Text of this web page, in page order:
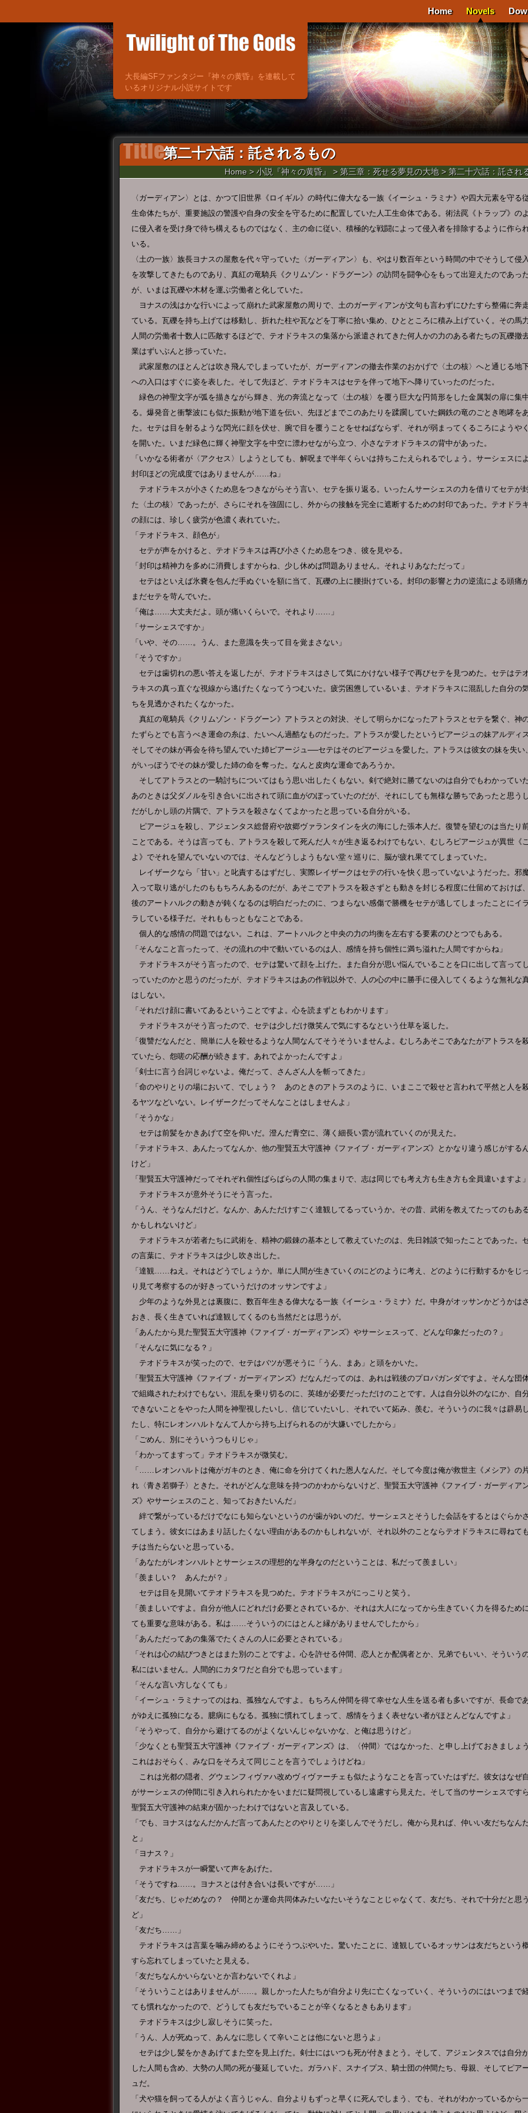
大長編SFファンタジー『神々の黄昏』を連載して
いるオリジナル小説サイトです
Home Novels
第二十六話：託されるもの
Home >小説『神々の黄昏』 >第三章：死せる夢見の大地 > 第二十六話：託され
〈ガーディアン〉とは、かつて旧世界《ロイギル》の時代に偉大なる一族《イーシュ・ラミナ》や四大元素を守る
生命体たちが、重要施設の警護や自身の安全を守るために配置していた人工生命体である。術法罠《トラップ》の
に侵入者を受け身で待ち構えるものではなく、主の命に従い、積極的な戦闘によって侵入者を排除するように作ら
いる。
〈土の一族〉族長ヨナスの屋敷を代々守っていた〈ガーディアン〉も、やはり数百年という時間の中でそうして侵
を攻撃してきたものであり、真紅の竜騎兵《クリムゾン・ドラグーン》の訪問を闘争心をもって出迎えたのであっ
が、いまは瓦礫や木材を運ぶ労働者と化していた。
ヨナスの浅はかな行いによって崩れた武家屋敷の周りで、土のガーディアンが文句も言わずにひたすら整備に奔
ている。瓦礫を持ち上げては移動し、折れた柱や瓦などを丁寧に拾い集め、ひとところに積み上げていく。その馬
人間の労働者十数人に匹敵するほどで、テオドラキスの集落から派遣されてきた何人かの力のある者たちの瓦礫撤
業はずいぶんと捗っていた。
武家屋敷のほとんどは吹き飛んでしまっていたが、ガーディアンの撤去作業のおかげで〈土の核〉へと通じる地
への入口はすぐに姿を表した。そして先ほど、テオドラキスはセテを伴って地下へ降りていったのだった。
緑色の神聖文字が弧を描きながら輝き、光の奔流となって〈土の核〉を覆う巨大な円筒形をした金属製の扉に集
る。爆発音と衝撃波にも似た振動が地下道を伝い、先ほどまでこのあたりを蹂躙していた鋼鉄の竜のごとき咆哮を
た。セテは目を射るような閃光に顔を伏せ、腕で目を覆うことをせねばならず、それが弱まってくるころにようや
を開いた。いまだ緑色に輝く神聖文字を中空に漂わせながら立つ、小さなテオドラキスの背中があった。
「いかなる術者が〈アクセス〉しようとしても、解呪まで半年くらいは持ちこたえられるでしょう。サーシェスに
封印ほどの完成度ではありませんが……ね」
テオドラキスが小さくため息をつきながらそう言い、セテを振り返る。いったんサーシェスの力を借りてセテが
た〈土の核〉であったが、さらにそれを強固にし、外からの接触を完全に遮断するための封印であった。テオドラ
の顔には、珍しく疲労が色濃く表れていた。
「テオドラキス、顔色が」
セテが声をかけると、テオドラキスは再び小さくため息をつき、彼を見やる。
「封印は精神力を多めに消費しますからね、少し休めば問題ありません。それよりあなただって」
セテはといえば氷嚢を包んだ手ぬぐいを額に当て、瓦礫の上に腰掛けている。封印の影響と力の逆流による頭痛
まだセテを苛んでいた。
「俺は……大丈夫だよ。頭が痛いくらいで。それより……」
「サーシェスですか」
「いや、その……。うん、また意識を失って目を覚まさない」
「そうですか」
セテは歯切れの悪い答えを返したが、テオドラキスはさして気にかけない様子で再びセテを見つめた。セテはテ
ラキスの真っ直ぐな視線から逃げたくなってうつむいた。疲労困憊しているいま、テオドラキスに混乱した自分の
ちを見透かされたくなかった。
真紅の竜騎兵《クリムゾン・ドラグーン》アトラスとの対決、そして明らかになったアトラスとセテを繋ぐ、神
たずらとでも言うべき運命の糸は、たいへん過酷なものだった。アトラスが愛したというピアージュの妹アルディス
そしてその妹が再会を待ち望んでいた姉ピアージュ──セテはそのピアージュを愛した。アトラスは彼女の妹を失い
がいっぽうでその妹が愛した姉の命を奪った。なんと皮肉な運命であろうか。
そしてアトラスとの一騎討ちについてはもう思い出したくもない。剣で絶対に勝てないのは自分でもわかっていた
あのときは父ダノルを引き合いに出されて頭に血がのぼっていたのだが、それにしても無様な勝ちであったと思うし
だがしかし頭の片隅で、アトラスを殺さなくてよかったと思っている自分がいる。
ピアージュを殺し、アジェンタス総督府や故郷ヴァランタインを火の海にした張本人だ。復讐を望むのは当たり
ことである。そうは言っても、アトラスを殺して死んだ人々が生き返るわけでもない、むしろピアージュが異世《
よ》でそれを望んでいないのでは、そんなどうしようもない堂々巡りに、脳が疲れ果ててしまっていた。
レイザークなら「甘い」と叱責するはずだし、実際レイザークはセテの行いを快く思っていないようだった。邪
入って取り逃がしたのももちろんあるのだが、あそこでアトラスを殺さずとも動きを封じる程度に仕留めておけば
後のアートハルクの動きが鈍くなるのは明白だったのに、つまらない感傷で勝機をセテが逃してしまったことにイ
ラしている様子だ。それももっともなことである。
個人的な感情の問題ではない。これは、アートハルクと中央の力の均衡を左右する要素のひとつでもある。
「そんなこと言ったって、その流れの中で動いているのは人、感情を持ち個性に満ち溢れた人間ですからね」
テオドラキスがそう言ったので、セテは驚いて顔を上げた。また自分が思い悩んでいることを口に出して言って
っていたのかと思うのだったが、テオドラキスはあの作戦以外で、人の心の中に勝手に侵入してくるような無礼な
はしない。
「それだけ顔に書いてあるということですよ。心を読まずともわかります」
テオドラキスがそう言ったので、セテは少しだけ微笑んで気にするなという仕草を返した。
「復讐だなんだと、簡単に人を殺せるような人間なんてそうそういませんよ。むしろあそこであなたがアトラスを
ていたら、怨嗟の応酬が続きます。あれでよかったんですよ」
「剣士に言う台詞じゃないよ。俺だって、さんざん人を斬ってきた」
「命のやりとりの場において、でしょう？ あのときのアトラスのように、いまここで殺せと言われて平然と人を
るヤツなどいない。レイザークだってそんなことはしませんよ」
「そうかな」
セテは前髪をかきあげて空を仰いだ。澄んだ青空に、薄く細長い雲が流れていくのが見えた。
「テオドラキス、あんたってなんか、他の聖賢五大守護神《ファイブ・ガーディアンズ》とかなり違う感じがする
けど」
「聖賢五大守護神だってそれぞれ個性ばらばらの人間の集まりで、志は同じでも考え方も生き方も全員違いますよ」
テオドラキスが意外そうにそう言った。
「うん、そうなんだけど。なんか、あんただけすごく達観してるっていうか。その昔、武術を教えてたってのもあ
かもしれないけど」
テオドラキスが若者たちに武術を、精神の鍛錬の基本として教えていたのは、先日雑談で知ったことであった。
の言葉に、テオドラキスは少し吹き出した。
「達観……ねえ。それはどうでしょうか。単に人間が生きていくのにどのように考え、どのように行動するかをじ
り見て考察するのが好きっていうだけのオッサンですよ」
少年のような外見とは裏腹に、数百年生きる偉大なる一族《イーシュ・ラミナ》だ。中身がオッサンかどうかは
おき、長く生きていれば達観してくるのも当然だとは思うが。
「あんたから見た聖賢五大守護神《ファイブ・ガーディアンズ》やサーシェスって、どんな印象だったの？」
「そんなに気になる？」
テオドラキスが笑ったので、セテはバツが悪そうに「うん、まあ」と頭をかいた。
「聖賢五大守護神《ファイブ・ガーディアンズ》だなんだってのは、あれは戦後のプロパガンダですよ。そんな団
で組織されたわけでもない。混乱を乗り切るのに、英雄が必要だっただけのことです。人は自分以外のなにか、自
できないことをやった人間を神聖視したいし、信じていたいし、それでいて妬み、羨む。そういうのに我々は辟易
たし、特にレオンハルトなんて人から持ち上げられるのが大嫌いでしたから」
「ごめん、別にそういうつもりじゃ」
「わかってますって」テオドラキスが微笑む。
「……レオンハルトは俺がガキのとき、俺に命を分けてくれた恩人なんだ。そして今度は俺が救世主《メシア》の
れ〈青き若獅子〉ときた。それがどんな意味を持つのかわからないけど、聖賢五大守護神《ファイブ・ガーディア
ズ》やサーシェスのこと、知っておきたいんだ」
絆で繋がっているだけでなにも知らないというのが歯がゆいのだ。サーシェスとそうした会話をするとはぐらか
てしまう。彼女にはあまり話したくない理由があるのかもしれないが、それ以外のことならテオドラキスに尋ねて
チは当たらないと思っている。
「あなたがレオンハルトとサーシェスの理想的な半身なのだということは、私だって羨ましい」
「羨ましい？ あんたが？」
セテは目を見開いてテオドラキスを見つめた。テオドラキスがにっこりと笑う。
「羨ましいですよ。自分が他人にどれだけ必要とされているか、それは大人になってから生きていく力を得るため
ても重要な意味がある。私は……そういうのにはとんと縁がありませんでしたから」
「あんただってあの集落でたくさんの人に必要とされている」
「それは心の結びつきとはまた別のことですよ。心を許せる仲間、恋人とか配偶者とか、兄弟でもいい、そういう
私にはいません。人間的にカタワだと自分でも思っています」
「そんな言い方しなくても」
「イーシュ・ラミナってのはね、孤独なんですよ。もちろん仲間を得て幸せな人生を送る者も多いですが、長命で
がゆえに孤独になる。臆病にもなる。孤独に慣れてしまって、感情をうまく表せない者がほとんどなんですよ」
「そうやって、自分から避けてるのがよくないんじゃないかな、と俺は思うけど」
「少なくとも聖賢五大守護神《ファイブ・ガーディアンズ》は、〈仲間〉ではなかった、と申し上げておきましょう
これはおそらく、みな口をそろえて同じことを言うでしょうけどね」
これは光都の隠者、グウェンフィヴァハ改めヴィヴァーチェも似たようなことを言っていたはずだ。彼女はなぜ
がサーシェスの仲間に引き入れられたかをいまだに疑問視しているし遠慮すら見えた。そして当のサーシェスですら
聖賢五大守護神の結束が固かったわけではないと言及している。
「でも、ヨナスはなんだかんだ言ってあんたとのやりとりを楽しんでそうだし。俺から見れば、仲いい友だちなん
と」
「ヨナス？」
テオドラキスが一瞬驚いて声をあげた。
「そうですね……。ヨナスとは付き合いは長いですが……」
「友だち、じゃだめなの？ 仲間とか運命共同体みたいなたいそうなことじゃなくて、友だち、それで十分だと思
ど」
「友だち……」
テオドラキスは言葉を噛み締めるようにそうつぶやいた。驚いたことに、達観しているオッサンは友だちという
すら忘れてしまっていたと見える。
「友だちなんかいらないとか言わないでくれよ」
「そういうことはありませんが……。親しかった人たちが自分より先に亡くなっていく、そういうのにはいつまで
ても慣れなかったので、どうしても友だちでいることが辛くなるときもあります」
テオドラキスは少し寂しそうに笑った。
「うん、人が死ぬって、あんなに悲しくて辛いことは他にないと思うよ」
セテは少し髪をかきあげてまた空を見上げた。剣士にはいつも死が付きまとう。そして、アジェンタスでは自分
した人間も含め、大勢の人間の死が蔓延していた。ガラハド、スナイプス、騎士団の仲間たち、母親、そしてピア
ュだ。
「犬や猫を飼ってる人がよく言うじゃん、自分よりもずっと早くに死んでしまう、でも、それがわかっているから